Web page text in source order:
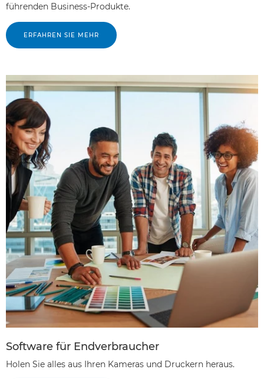
führenden Business-Produkte.
ERFAHREN SIE MEHR
Software für Endverbraucher
Holen Sie alles aus Ihren Kameras und Druckern heraus.